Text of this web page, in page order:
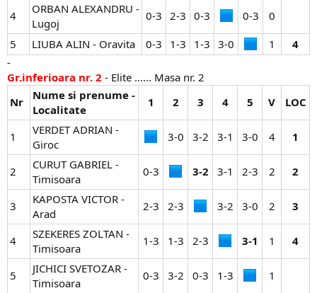
4
ORBAN ALEXANDRU -
Lugoj
0-3​ 2-3​ 0-3​ 0-3​
0​
5
LIUBA ALIN - Oravita 0-3​ 1-3​ 1-3​ 3-0​ 1​
4
-
Gr.inferioara nr. 2 - Elite ...... Masa nr. 2
Nr
Nume si prenume -
Localitate
1 2 3 4 5 V LOC
1
VERDET ADRIAN -
Giroc
3-0​ 3-2​ 3-1​ 3-0​ 4​ 1
2
CURUT GABRIEL -
Timisoara
0-3​ 3-2 3-1​ 2-3​ 2​ 2
3
KAPOSTA VICTOR -
Arad
2-3​ 2-3​ 3-2​ 3-0​ 2​ 3
4
SZEKERES ZOLTAN -
Timisoara
1-3​ 1-3​ 2-3​ 3-1 1​ 4
5
JICHICI SVETOZAR -
Timisoara
0-3​ 3-2​ 0-3​ 1-3​
1​